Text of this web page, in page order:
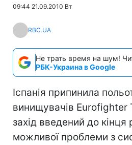
09:44 21.09.2010 Вт
RBC.UA
Не трать время на шум!
РБК-Украина в Google
Іспанія припинила
винищувачів Eurofighter
захід введений до кінця
можливої проблеми з